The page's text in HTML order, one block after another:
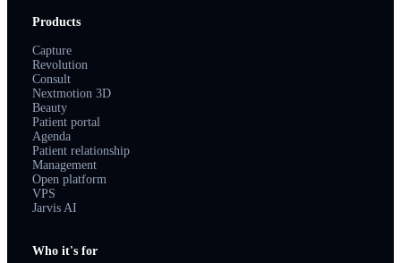
Products
Capture
Revolution
Consult
Nextmotion 3D
Beauty
Patient portal
Agenda
Patient relationship
Management
Open platform
VPS
Jarvis AI
Who it's for